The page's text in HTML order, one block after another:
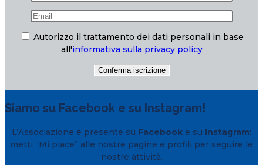
Autorizzo il trattamento dei dati personali in base
all'informativa sulla privacy policy
Siamo su Facebook e su Instagram!
L’Associazione è presente su Facebook e su Instagram:
metti “Mi piace” alle nostre pagine e profili per seguire le
nostre attività.